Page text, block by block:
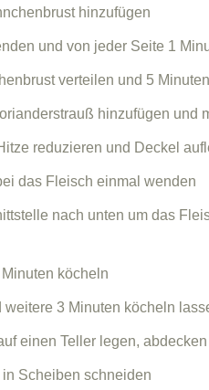
hinzufügen
und von jeder Seite 1
verteilen und 5
hinzufügen und
reduzieren und Deckel
das Fleisch einmal wenden
nach unten um das
köcheln
3 Minuten köcheln
einen Teller legen,
Scheiben schneiden